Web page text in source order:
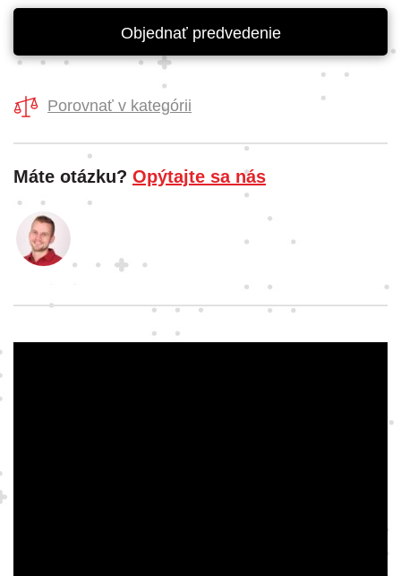
Objednať predvedenie
Porovnať v kategórii
Máte otázku? Opýtajte sa nás